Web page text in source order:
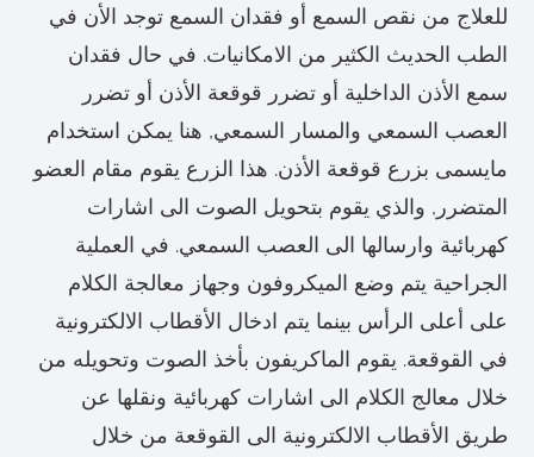
للعلاج من نقص السمع أو فقدان السمع توجد الأن في
الطب الحديث الكثير من الامكانيات. في حال فقدان
سمع الأذن الداخلية أو تضرر قوقعة الأذن أو تضرر
العصب السمعي والمسار السمعي, هنا يمكن استخدام
مايسمى بزرع قوقعة الأذن. هذا الزرع يقوم مقام العضو
المتضرر, والذي يقوم بتحويل الصوت الى اشارات
كهربائية وارسالها الى العصب السمعي. في العملية
الجراحية يتم وضع الميكروفون وجهاز معالجة الكلام
على أعلى الرأس بينما يتم ادخال الأقطاب الالكترونية
في القوقعة. يقوم الماكريفون بأخذ الصوت وتحويله من
خلال معالج الكلام الى اشارات كهربائية ونقلها عن
طريق الأقطاب الالكترونية الى القوقعة من خلال